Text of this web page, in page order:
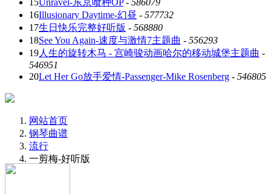
15Unravel-东京喰种OP- 586079
16Illusionary Daytime-幻昼 - 577732
17生日快乐完整好听版 - 568880
18See You Again-速度与激情7主题曲 - 556293
19人生的旋转木马 - 宫崎骏动画哈尔的移动城堡主题曲 -
546951
20Let Her Go放手爱情-Passenger-Mike Rosenberg - 546805
网站首页
钢琴曲谱
流行
一剪梅-好听版